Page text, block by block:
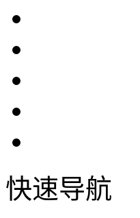
快速导航